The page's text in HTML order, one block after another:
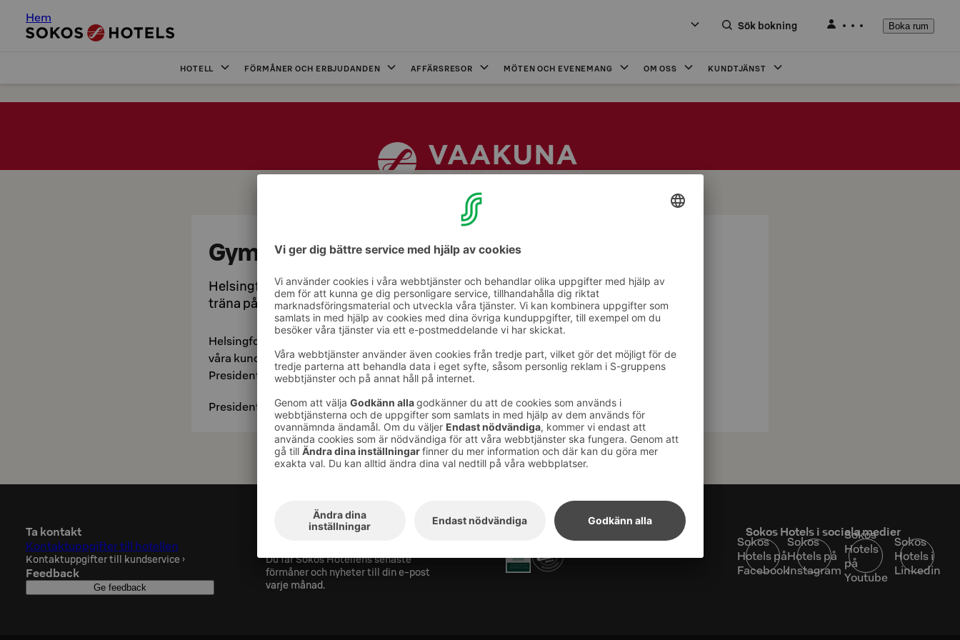
Hem
Sök bokning Boka rum
HOTELL FÖRMÅNER OCH ERBJUDANDEN AFFÄRSRESOR MÖTEN OCH EVENEMANG OM OSS KUNDTJÄNST
Gym
Helsingfors Original Sokos Hotel Vaakuna har inget eget gym, men våra kunder kan
träna på närliggande Original Sokos Hotel Presidenttis gym utan kostnad.
Helsingfors Original Sokos Hotel Vaakuna har inget eget gym, men
våra kunder kan träna på närliggande Original Sokos Hotel
Presidenttis gym utan kostnad. Fråga mer i vår reception.
Presidenttis gym är öppet varje dag klockan 05.00-23.00.
Ta kontakt
Kontaktuppgifter till hotellen
Kontaktuppgifter till kundservice ›
Feedback
Ge feedback
Sokos Hotels nyhetsbrev
Du får Sokos Hotellens senaste
förmåner och nyheter till din e-post
varje månad.
Utmärkelser och certifikat Sokos Hotels i sociala medier
Sokos
Hotels på
Facebook
Sokos
Hotels på
Instagram
Sokos
Hotels
på
Youtube
Sokos
Hotels i
Linkedin